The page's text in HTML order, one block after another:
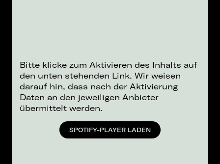
Bitte klicke zum Aktivieren des Inhalts auf
den unten stehenden Link. Wir weisen
darauf hin, dass nach der Aktivierung
Daten an den jeweiligen Anbieter
übermittelt werden.
SPOTIFY-PLAYER LADEN